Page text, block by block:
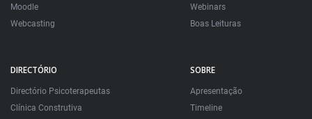
Moodle
Webcasting
Webinars
Boas Leituras
DIRECTÓRIO
Directório Psicoterapeutas
Clínica Construtiva
SOBRE
Apresentação
Timeline